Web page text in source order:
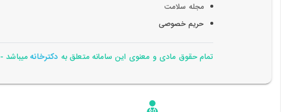
مجله سلامت
حریم خصوصی
تمام حقوق مادی و معنوی این سامانه متعلق به دکترخانهمیباشد - 1405